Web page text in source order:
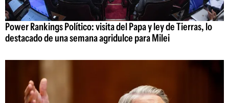
Power Rankings Político: visita del Papa y ley de Tierras, lo
destacado de una semana agridulce para Milei